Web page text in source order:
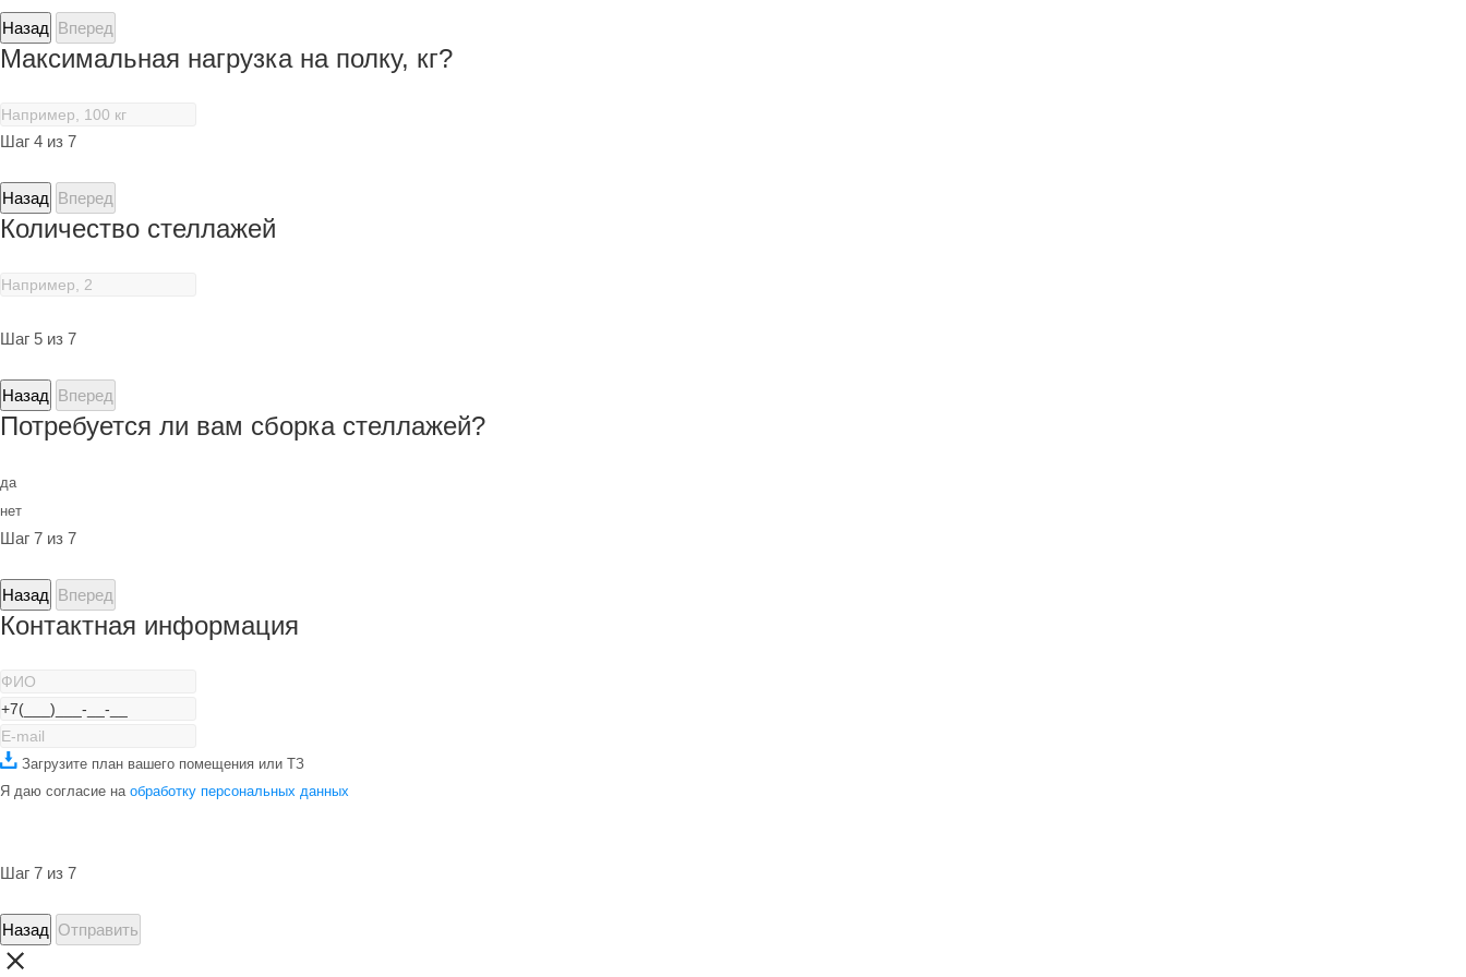
Назад Вперед
Максимальная нагрузка на полку, кг?
Шаг 4 из 7
Назад Вперед
Количество стеллажей
Шаг 5 из 7
Назад Вперед
Потребуется ли вам сборка стеллажей?
да
нет
Шаг 7 из 7
Назад Вперед
Контактная информация
Загрузите план вашего помещения или ТЗ
Я даю согласие на обработку персональных данных
Шаг 7 из 7
Назад Отправить